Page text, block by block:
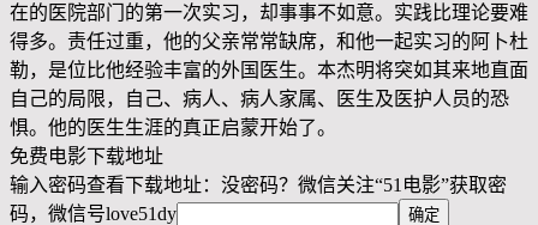
在的医院部门的第一次实习，却事事不如意。实践比理论要难
得多。责任过重，他的父亲常常缺席，和他一起实习的阿卜杜
勒，是位比他经验丰富的外国医生。本杰明将突如其来地直面
自己的局限，自己、病人、病人家属、医生及医护人员的恐
惧。他的医生生涯的真正启蒙开始了。
免费电影下载地址
输入密码查看下载地址：没密码？微信关注“51电影”获取密
码，微信号love51dy